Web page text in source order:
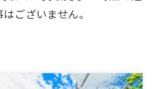
ございません。